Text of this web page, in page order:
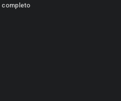
completo